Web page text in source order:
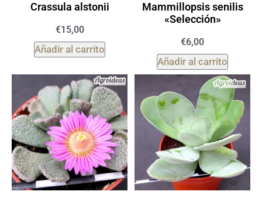
Crassula alstonii
€15,00
Añadir al carrito
Mammillopsis senilis
«Selección»
€6,00
Añadir al carrito